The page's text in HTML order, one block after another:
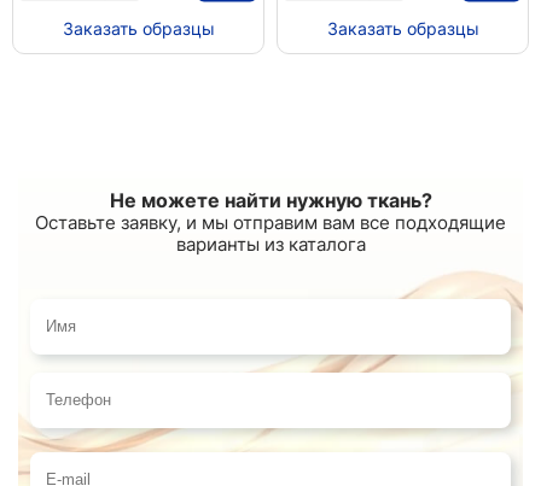
Заказать образцы Заказать образцы
Не можете найти нужную ткань?
Оставьте заявку, и мы отправим вам все подходящие
варианты из каталога
Имя
Телефон
E-mail